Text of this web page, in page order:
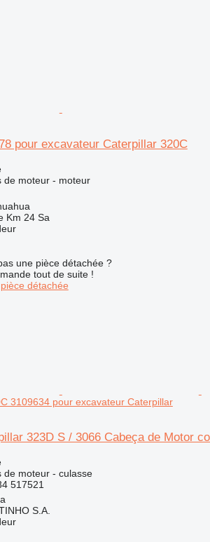
pour excavateur Caterpillar 320C
de moteur - moteur
Km 24 Sa
une pièce détachée ?
tout de suite !
détachée
3109634 pour excavateur Caterpillar
323D S / 3066 Cabeça de Motor
de moteur - culasse
517521
S.A.